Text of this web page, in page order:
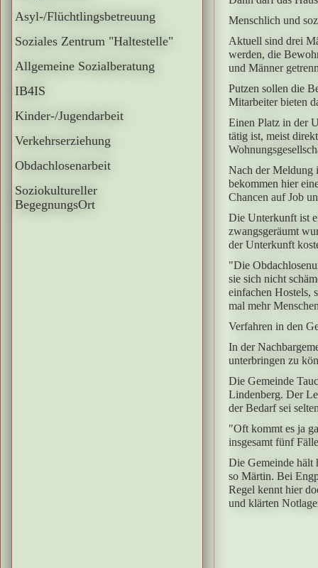
Asyl-/Flüchtlingsbetreuung
Soziales Zentrum "Haltestelle"
Allgemeine Sozialberatung
IB4IS
Kinder-/Jugendarbeit
Verkehrserziehung
Obdachlosenarbeit
Soziokultureller
BegegnungsOrt
Menschlich und
Aktuell sind drei
werden, die
und Männer
Putzen sollen die
Mitarbeiter bieten
Einen Platz in der
tätig ist, meist
Nach der Meldung
bekommen hier
Chancen auf Job
Die Unterkunft ist
zwangsgeräumt
der Unterkunft
"Die
sie sich nicht
einfachen Hostels,
mal mehr
Verfahren in den
In der
unterbringen zu
Die Gemeinde
Lindenberg. Der
der Bedarf sei
"Oft kommt es ja
insgesamt fünf
Die Gemeinde hält
so Märtin. Bei
Regel kennt hier
und klärten